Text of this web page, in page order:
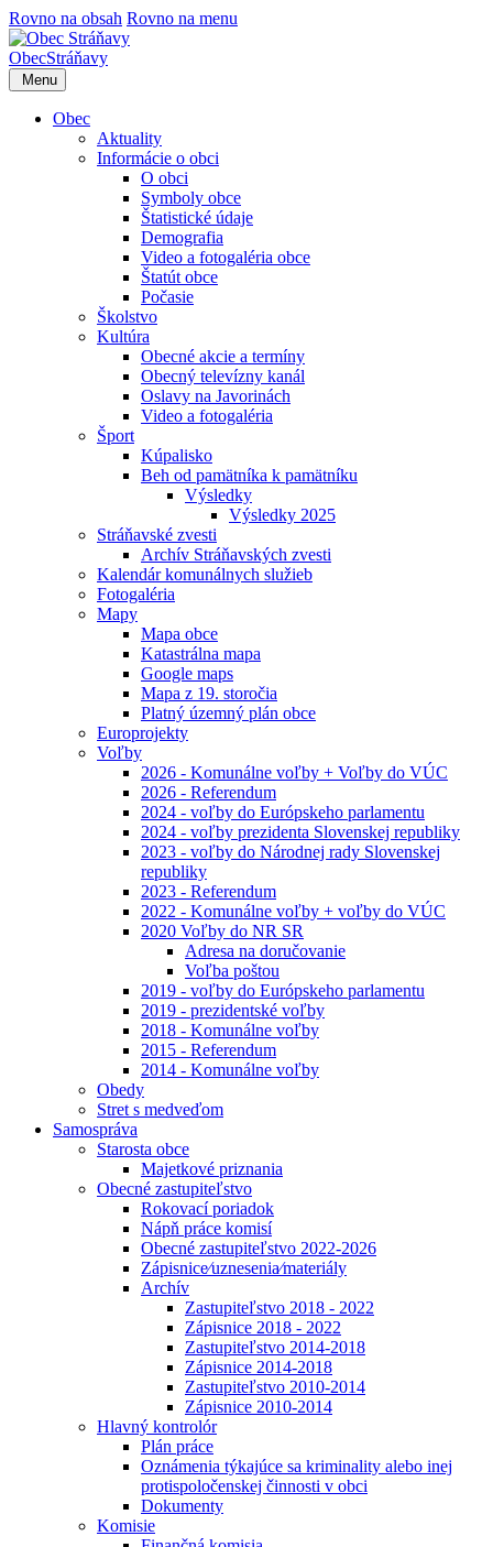
Rovno na obsah Rovno na menu
ObecStráňavy
Menu
Obec
Aktuality
Informácie o obci
O obci
Symboly obce
Štatistické údaje
Demografia
Video a fotogaléria obce
Štatút obce
Počasie
Školstvo
Kultúra
Obecné akcie a termíny
Obecný televízny kanál
Oslavy na Javorinách
Video a fotogaléria
Šport
Kúpalisko
Beh od pamätníka k pamätníku
Výsledky
Výsledky 2025
Stráňavské zvesti
Archív Stráňavských zvesti
Kalendár komunálnych služieb
Fotogaléria
Mapy
Mapa obce
Katastrálna mapa
Google maps
Mapa z 19. storočia
Platný územný plán obce
Europrojekty
Voľby
2026 - Komunálne voľby + Voľby do VÚC
2026 - Referendum
2024 - voľby do Európskeho parlamentu
2024 - voľby prezidenta Slovenskej republiky
2023 - voľby do Národnej rady Slovenskej
republiky
2023 - Referendum
2022 - Komunálne voľby + voľby do VÚC
2020 Voľby do NR SR
Adresa na doručovanie
Voľba poštou
2019 - voľby do Európskeho parlamentu
2019 - prezidentské voľby
2018 - Komunálne voľby
2015 - Referendum
2014 - Komunálne voľby
Obedy
Stret s medveďom
Samospráva
Starosta obce
Majetkové priznania
Obecné zastupiteľstvo
Rokovací poriadok
Nápň práce komisí
Obecné zastupiteľstvo 2022-2026
Zápisnice⁄uznesenia⁄materiály
Archív
Zastupiteľstvo 2018 - 2022
Zápisnice 2018 - 2022
Zastupiteľstvo 2014-2018
Zápisnice 2014-2018
Zastupiteľstvo 2010-2014
Zápisnice 2010-2014
Hlavný kontrolór
Plán práce
Oznámenia týkajúce sa kriminality alebo inej
protispoločenskej činnosti v obci
Dokumenty
Komisie